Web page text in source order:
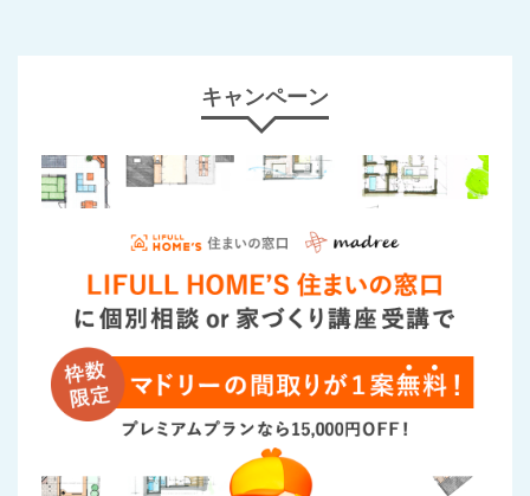
キャンペーン